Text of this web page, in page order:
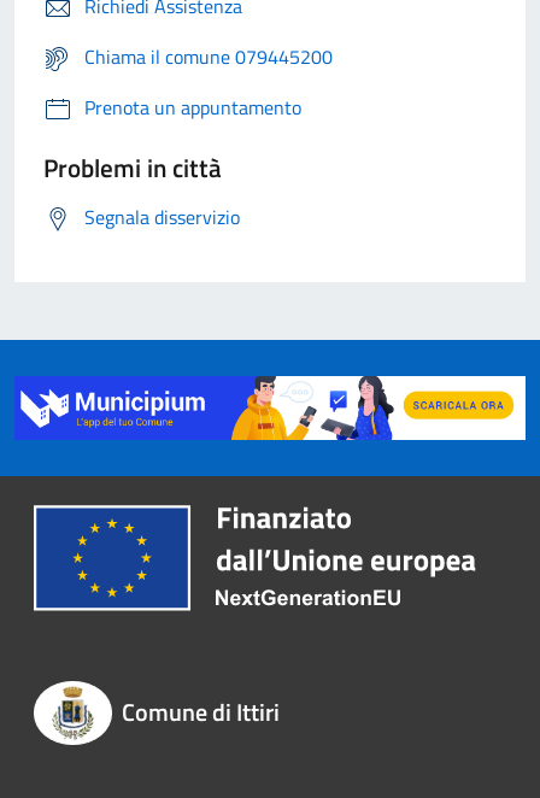
Richiedi Assistenza
Chiama il comune 079445200
Prenota un appuntamento
Problemi in città
Segnala disservizio
Comune di Ittiri